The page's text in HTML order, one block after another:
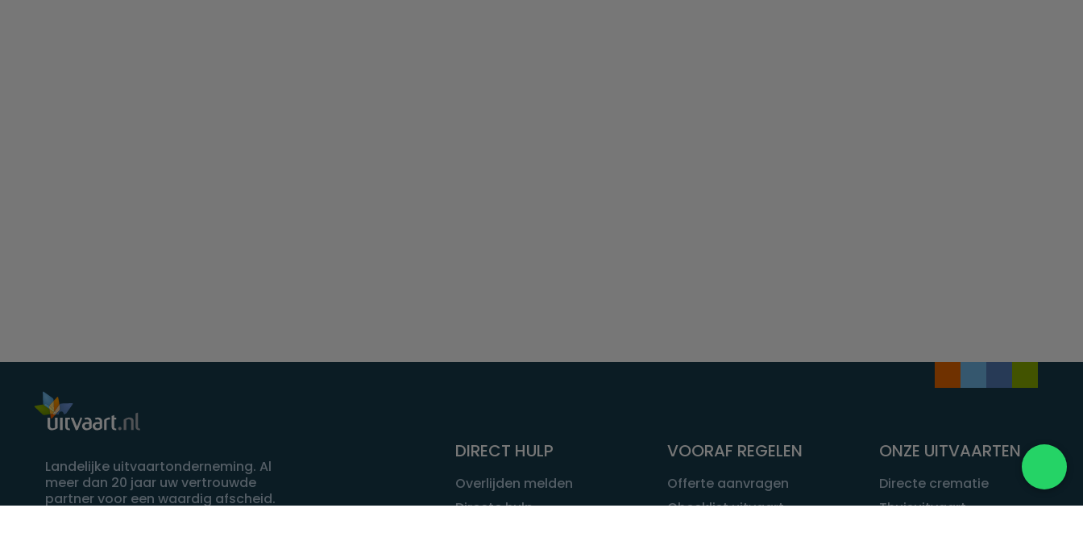
Landelijke uitvaartonderneming. Al
meer dan 20 jaar uw vertrouwde
partner voor een waardig afscheid.
DIRECT HULP
Overlijden melden
Directe hulp
VOORAF REGELEN
Offerte aanvragen
Checklist uitvaart
ONZE UITVAARTEN
Directe crematie
Thuisuitvaart